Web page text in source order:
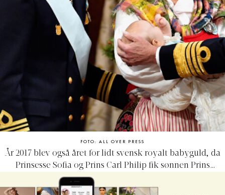
FOTO: ALL OVER PRESS
År 2017 blev også året for lidt svensk royalt babyguld, da
Prinsesse Sofia og Prins Carl Philip fik sønnen Prins
Gabriel, som dermed bliver lillebror til den ét år ældre
Prins Alexander.